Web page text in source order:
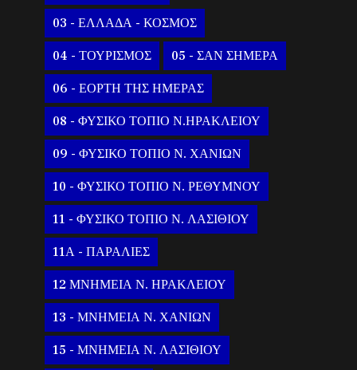
03 - ΕΛΛΑΔΑ - ΚΟΣΜΟΣ
04 - ΤΟΥΡΙΣΜΟΣ 05 - ΣΑΝ ΣΗΜΕΡΑ
06 - ΕΟΡΤΗ ΤΗΣ ΗΜΕΡΑΣ
08 - ΦΥΣΙΚΟ ΤΟΠΙΟ Ν.ΗΡΑΚΛΕΙΟΥ
09 - ΦΥΣΙΚΟ ΤΟΠΙΟ Ν. ΧΑΝΙΩΝ
10 - ΦΥΣΙΚΟ ΤΟΠΙΟ Ν. ΡΕΘΥΜΝΟΥ
11 - ΦΥΣΙΚΟ ΤΟΠΙΟ Ν. ΛΑΣΙΘΙΟΥ
11Α - ΠΑΡΑΛΙΕΣ
12 ΜΝΗΜΕΙΑ Ν. ΗΡΑΚΛΕΙΟΥ
13 - ΜΝΗΜΕΙΑ Ν. ΧΑΝΙΩΝ
15 - ΜΝΗΜΕΙΑ Ν. ΛΑΣΙΘΙΟΥ